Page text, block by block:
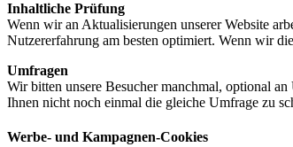
Inhaltliche Prüfung
Wenn wir an Aktualisierungen unserer Website
Nutzererfahrung am besten optimiert. Wenn wir
Umfragen
Wir bitten unsere Besucher manchmal, optional
Ihnen nicht noch einmal die gleiche Umfrage zu
Werbe- und Kampagnen-Cookies